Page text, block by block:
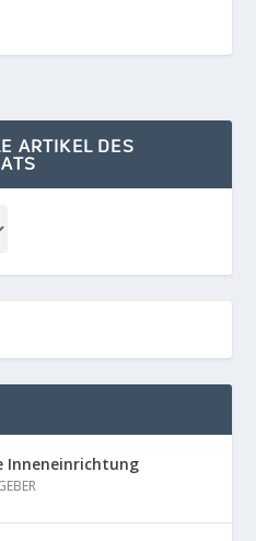
ARTIKEL DES
Inneneinrichtung